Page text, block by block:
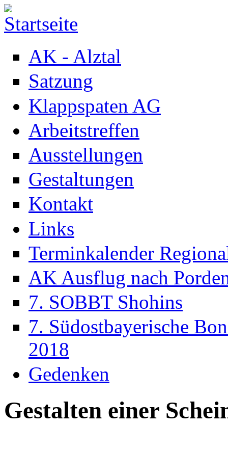
Direkt zum Inhalt
AK - Alztal
Satzung
Klappspaten AG
Arbeitstreffen
Ausstellungen
Gestaltungen
Kontakt
Links
Terminkalender
AK Ausflug nach
7. SOBBT Shohins
7. Südostbayerische
2018
Gedenken
Gestalten einer